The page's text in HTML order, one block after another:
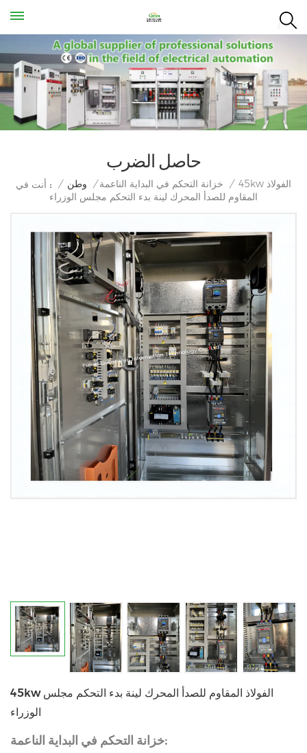
حاصل الضرب
أنت في : / وطن / خزانة التحكم في البداية الناعمة / 45kw الفولاذ
المقاوم للصدأ المحرك لينة بدء التحكم مجلس الوزراء
45kw الفولاذ المقاوم للصدأ المحرك لينة بدء التحكم مجلس
الوزراء
خزانة التحكم في البداية الناعمة: